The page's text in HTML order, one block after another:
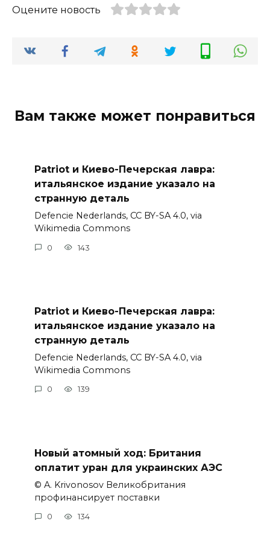
Оцените новость
Вам также может понравиться
Patriot и Киево-Печерская лавра:
итальянское издание указало на
странную деталь
Defencie Nederlands, CC BY-SA 4.0, via
Wikimedia Commons
0 143
Patriot и Киево-Печерская лавра:
итальянское издание указало на
странную деталь
Defencie Nederlands, CC BY-SA 4.0, via
Wikimedia Commons
0 139
Новый атомный ход: Британия
оплатит уран для украинских АЭС
© A. Krivonosov Великобритания
профинансирует поставки
0 134